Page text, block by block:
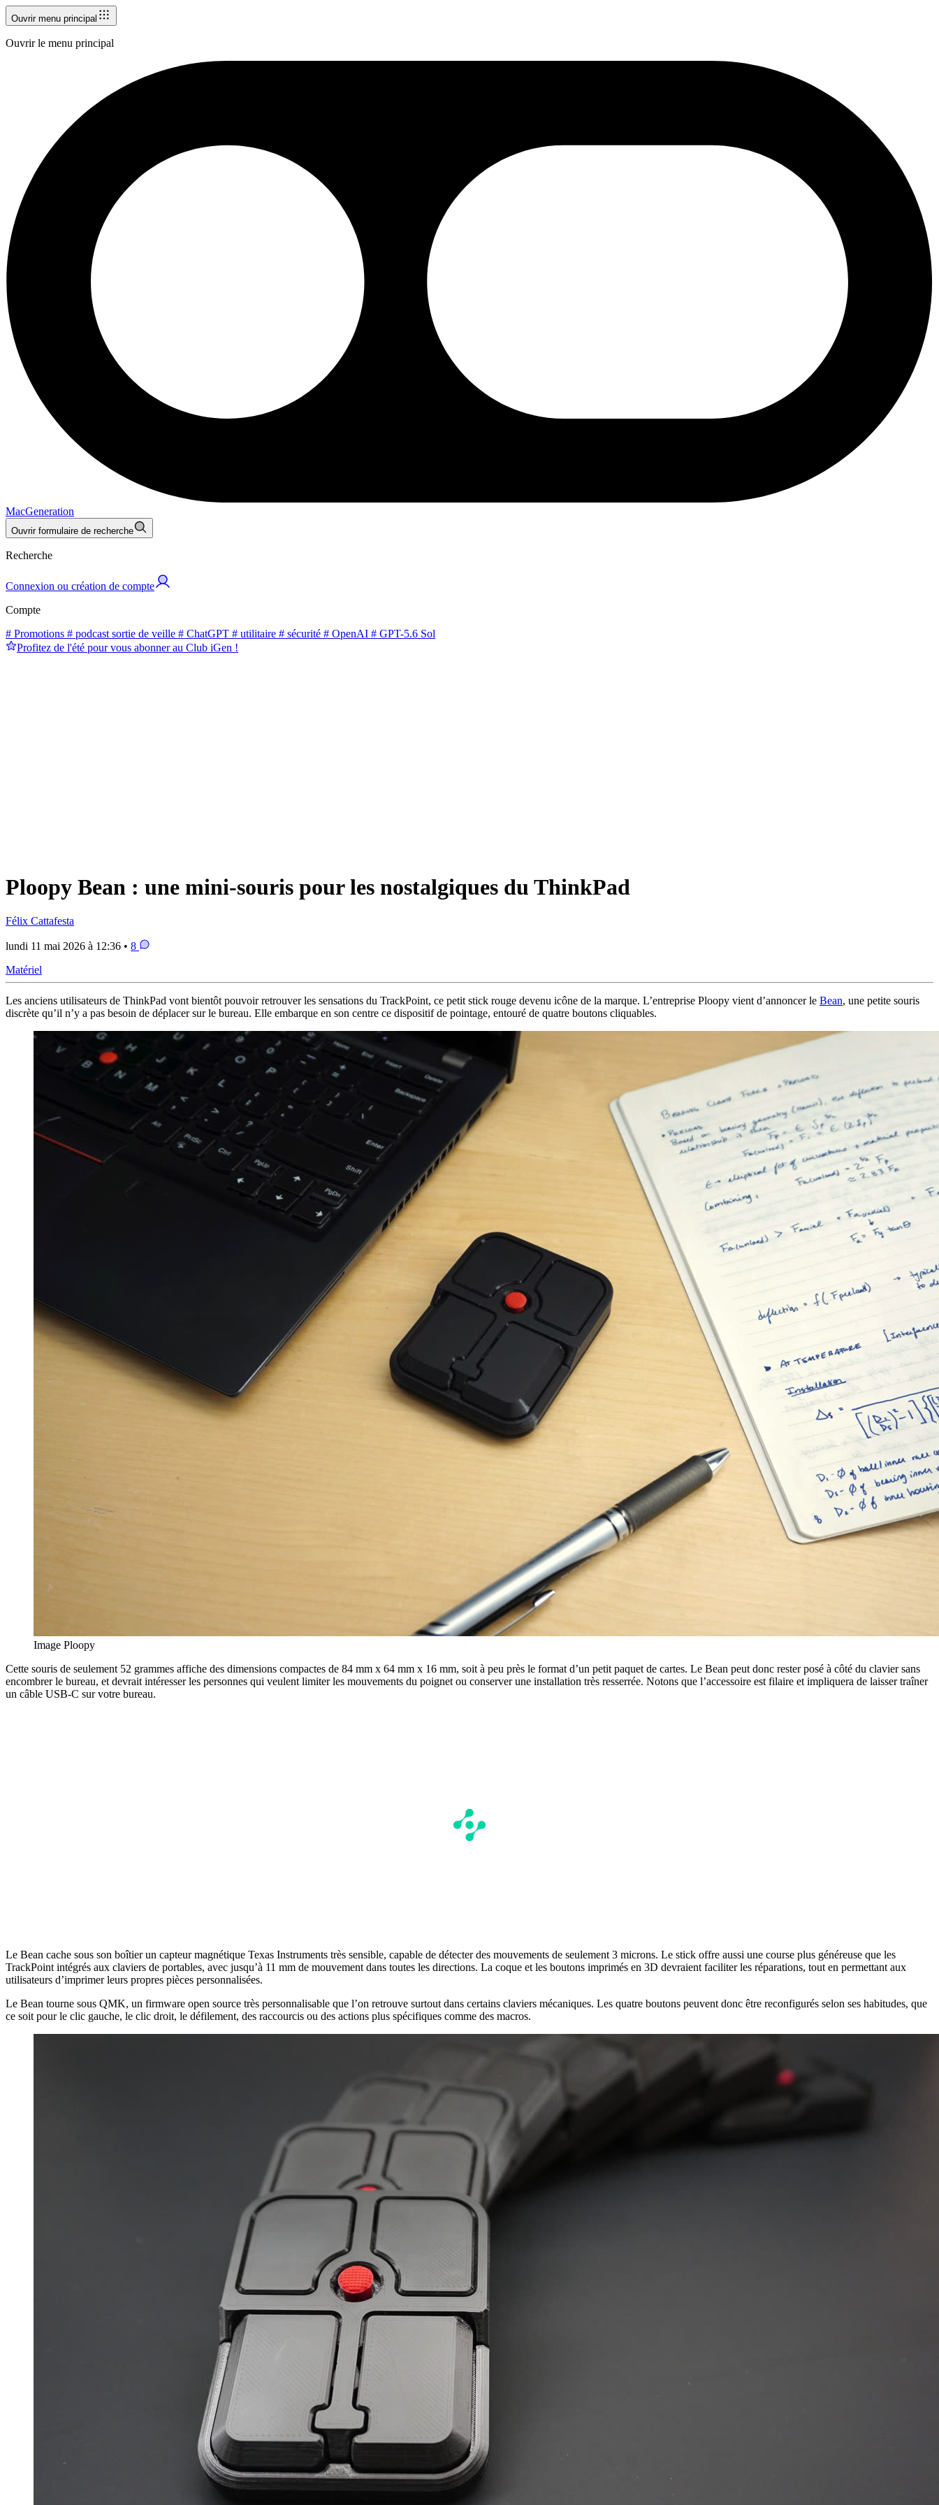
Ouvrir menu principal
Ouvrir le menu principal
MacGeneration
Ouvrir formulaire de recherche
Recherche
Connexion ou création de compte
Compte
# Promotions # podcast sortie de veille # ChatGPT # utilitaire # sécurité # OpenAI # GPT-5.6 Sol
Profitez de l'été pour vous abonner au Club iGen !
Ploopy Bean : une mini-souris pour les nostalgiques du ThinkPad
Félix Cattafesta
lundi 11 mai 2026 à 12:36 • 8
Matériel
Les anciens utilisateurs de ThinkPad vont bientôt pouvoir retrouver les sensations du TrackPoint, ce petit stick rouge devenu icône de la marque. L’entreprise Ploopy vient d’annoncer le Bean, une petite souris
discrète qu’il n’y a pas besoin de déplacer sur le bureau. Elle embarque en son centre ce dispositif de pointage, entouré de quatre boutons cliquables.
Image Ploopy
Cette souris de seulement 52 grammes affiche des dimensions compactes de 84 mm x 64 mm x 16 mm, soit à peu près le format d’un petit paquet de cartes. Le Bean peut donc rester posé à côté du clavier sans
encombrer le bureau, et devrait intéresser les personnes qui veulent limiter les mouvements du poignet ou conserver une installation très resserrée. Notons que l’accessoire est filaire et impliquera de laisser traîner
un câble USB-C sur votre bureau.
Le Bean cache sous son boîtier un capteur magnétique Texas Instruments très sensible, capable de détecter des mouvements de seulement 3 microns. Le stick offre aussi une course plus généreuse que les
TrackPoint intégrés aux claviers de portables, avec jusqu’à 11 mm de mouvement dans toutes les directions. La coque et les boutons imprimés en 3D devraient faciliter les réparations, tout en permettant aux
utilisateurs d’imprimer leurs propres pièces personnalisées.
Le Bean tourne sous QMK, un firmware open source très personnalisable que l’on retrouve surtout dans certains claviers mécaniques. Les quatre boutons peuvent donc être reconfigurés selon ses habitudes, que
ce soit pour le clic gauche, le clic droit, le défilement, des raccourcis ou des actions plus spécifiques comme des macros.